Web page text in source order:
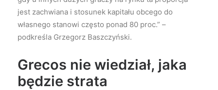
jest zachwiana i stosunek kapitału obcego do
własnego stanowi często ponad 80 proc.” –
podkreśla Grzegorz Baszczyński.
Grecos nie wiedział, jaka
będzie strata